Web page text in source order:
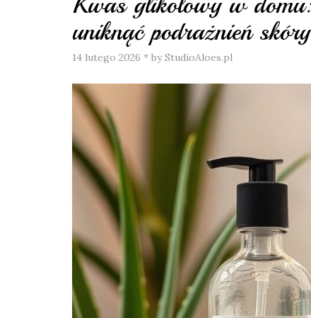
uniknąć podrażnień skóry
14 lutego 2026 * by StudioAloes.pl